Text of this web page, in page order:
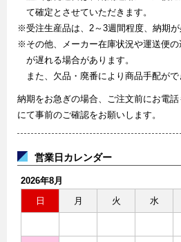
て確定とさせていただきます。
※受注生産品は、2～3週間程度、納期が
※その他、メーカー在庫状況や運送便
が遅れる場合があります。
また、欠品・廃番により商品手配がで
納期をお急ぎの場合、ご注文前にお電
にて事前のご確認をお願いします。
営業日カレンダー
2026年8月
日
月 火 水